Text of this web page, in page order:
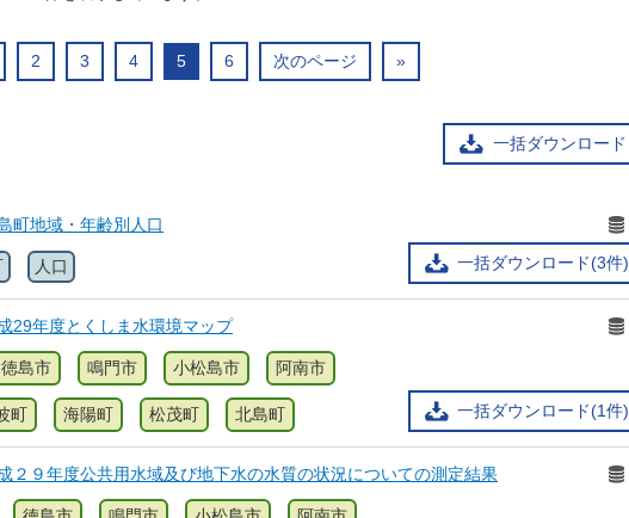
2 3 4 5 6 次のページ »
一括ダウンロード
町地域・年齢別人口
一括ダウンロード(3件)
人口
29年度とくしま水環境マップ
一括ダウンロード(1件)
徳島市 鳴門市 小松島市 阿南市
町 海陽町 松茂町 北島町
２９年度公共用水域及び地下水の水質の状況についての測定結果